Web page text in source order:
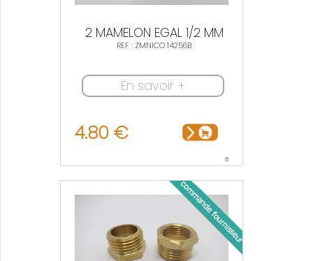
2 MAMELON EGAL 1/2 MM
REF : ZMNICO 14256B
En savoir +
4.80 €
8